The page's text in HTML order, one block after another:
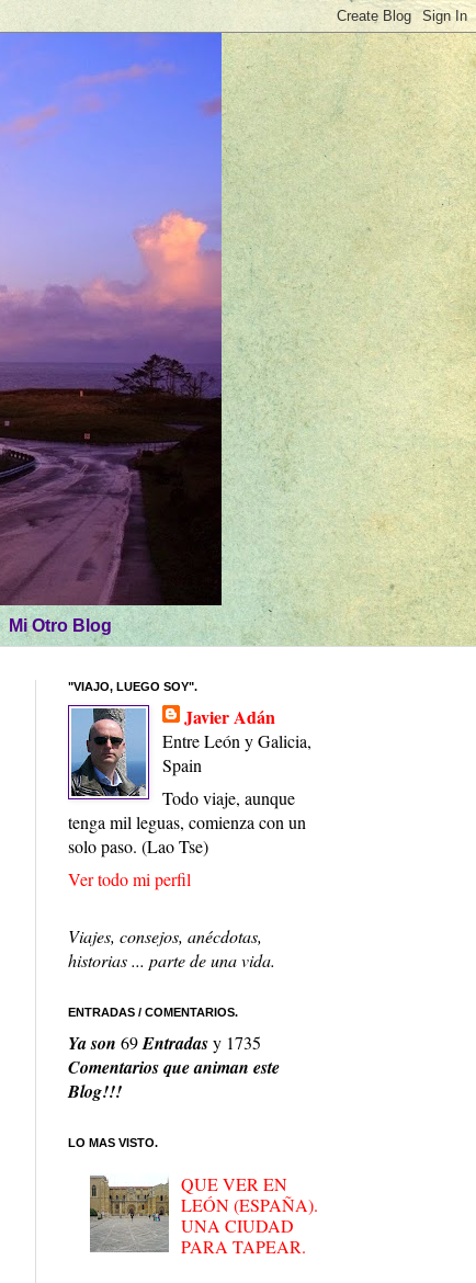
Mi Otro Blog
"VIAJO, LUEGO SOY".
Javier Adán
Entre León y Galicia,
Spain
Todo viaje, aunque
tenga mil leguas, comienza con un
solo paso. (Lao Tse)
Ver todo mi perfil
Viajes, consejos, anécdotas,
historias ... parte de una vida.
ENTRADAS / COMENTARIOS.
Ya son 69Entradasy 1735
Comentarios que animan este
Blog!!!
LO MAS VISTO.
QUE VER EN
LEÓN (ESPAÑA).
UNA CIUDAD
PARA TAPEAR.